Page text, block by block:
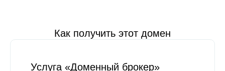
Как получить этот домен
Услуга «Доменный брокер»